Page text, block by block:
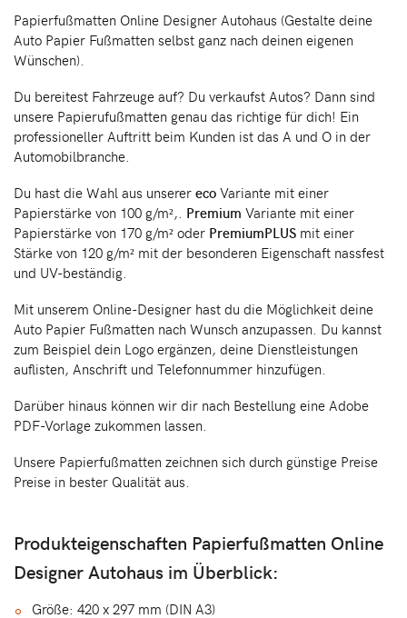
Papierfußmatten Online Designer Autohaus (Gestalte deine
Auto Papier Fußmatten selbst ganz nach deinen eigenen
Wünschen).
Du bereitest Fahrzeuge auf? Du verkaufst Autos? Dann sind
unsere Papierufußmatten genau das richtige für dich! Ein
professioneller Auftritt beim Kunden ist das A und O in der
Automobilbranche.
Du hast die Wahl aus unserer eco Variante mit einer
Papierstärke von 100 g/m²,. Premium Variante mit einer
Papierstärke von 170 g/m² oder PremiumPLUS mit einer
Stärke von 120 g/m² mit der besonderen Eigenschaft nassfest
und UV-beständig.
Mit unserem Online-Designer hast du die Möglichkeit deine
Auto Papier Fußmatten nach Wunsch anzupassen. Du kannst
zum Beispiel dein Logo ergänzen, deine Dienstleistungen
auflisten, Anschrift und Telefonnummer hinzufügen.
Darüber hinaus können wir dir nach Bestellung eine Adobe
PDF-Vorlage zukommen lassen.
Unsere Papierfußmatten zeichnen sich durch günstige Preise
Preise in bester Qualität aus.
Produkteigenschaften Papierfußmatten Online
Designer Autohaus im Überblick:
Größe: 420 x 297 mm (DIN A3)